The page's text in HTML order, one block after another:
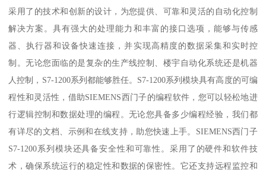
采用了的技术和创新的设计，为您提供、可靠和灵活的自动化控制
解决方案。具有强大的处理能力和丰富的接口选项，能够与传感
器、执行器和设备快速连接，并实现高精度的数据采集和实时控
制。无论您面临的是复杂的生产线控制、楼宇自动化系统还是机器
人控制，S7-1200系列都能够胜任。S7-1200系列模块具有高度的可编
程性和灵活性，借助SIEMENS西门子的编程软件，您可以轻松地进
行逻辑控制和数据处理的编程。无论您具备多少编程经验，我们都
有详尽的文档、示例和在线支持，助您快速上手。SIEMENS西门子
S7-1200系列模块还具备安全性和可靠性。采用了的硬件和软件技
术，确保系统运行的稳定性和数据的保密性。它还支持远程监控和